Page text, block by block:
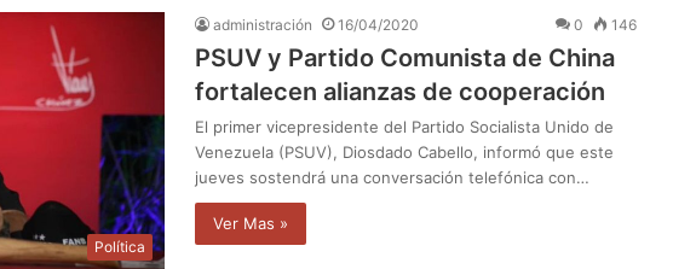
Política
administración 16/04/2020 0 146
PSUV y Partido Comunista de China
fortalecen alianzas de cooperación
El primer vicepresidente del Partido Socialista Unido de
Venezuela (PSUV), Diosdado Cabello, informó que este
jueves sostendrá una conversación telefónica con…
Ver Mas »